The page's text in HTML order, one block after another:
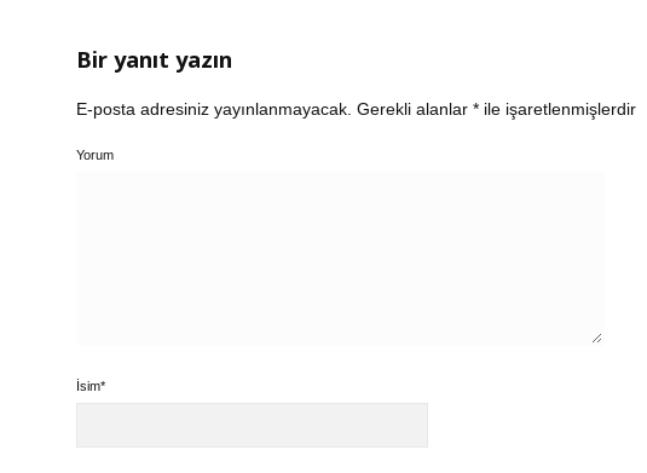
Bir yanıt yazın
E-posta adresiniz yayınlanmayacak. Gerekli alanlar * ile işaretlenmişlerdir
Yorum
İsim*